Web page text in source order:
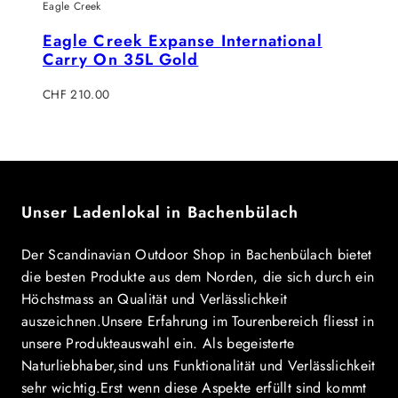
Eagle Creek
Eagle Creek Expanse International
Carry On 35L Gold
Regulärer
CHF 210.00
Unser Ladenlokal in Bachenbülach
Der Scandinavian Outdoor Shop in Bachenbülach bietet
die besten Produkte aus dem Norden, die sich durch ein
Höchstmass an Qualität und Verlässlichkeit
auszeichnen.Unsere Erfahrung im Tourenbereich fliesst in
unsere Produkteauswahl ein. Als begeisterte
Naturliebhaber,sind uns Funktionalität und Verlässlichkeit
sehr wichtig.Erst wenn diese Aspekte erfüllt sind kommt